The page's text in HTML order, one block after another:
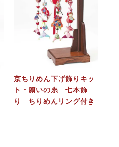
京ちりめん下げ飾りキッ
ト・願いの糸 七本飾
り ちりめんリング付き